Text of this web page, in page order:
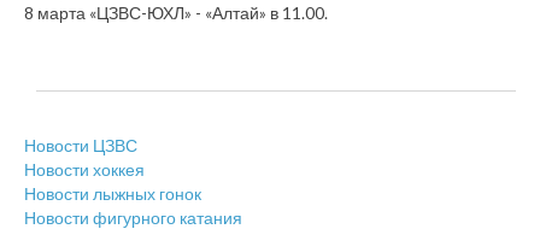
8 марта «ЦЗВС-ЮХЛ» - «Алтай» в 11.00.
Новости ЦЗВС
Новости хоккея
Новости лыжных гонок
Новости фигурного катания